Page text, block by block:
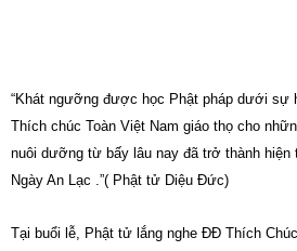
“Khát ngưỡng được học Phật pháp dưới sự
Thích chúc Toàn Việt Nam giáo thọ cho
nuôi dưỡng từ bấy lâu nay đã trở thành hiện
Ngày An Lạc .”( Phật tử Diệu Đức)
Tại buổi lễ, Phật tử lắng nghe ĐĐ Thích